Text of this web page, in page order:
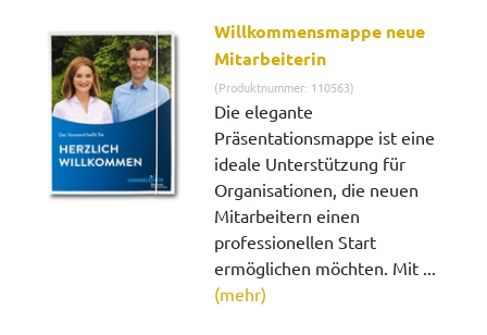
Willkommensmappe neue
Mitarbeiterin
(Produktnummer: 110563)
Die elegante
Präsentationsmappe ist eine
ideale Unterstützung für
Organisationen, die neuen
Mitarbeitern einen
professionellen Start
ermöglichen möchten. Mit ...
(mehr)